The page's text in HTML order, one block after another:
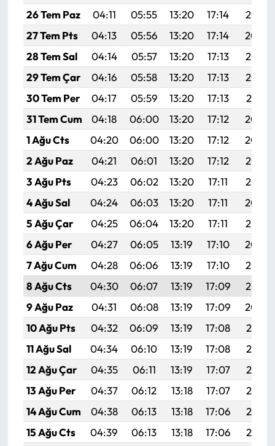
26 Tem Paz
04:11 05:55 13:20 17:14
20:35
27 Tem Pts
04:13 05:56 13:20 17:14
20:34
28 Tem Sal
04:14 05:57 13:20 17:13
20:33
29 Tem Çar
04:16 05:58 13:20 17:13
20:32
30 Tem Per
04:17 05:59 13:20 17:13
20:31
31 Tem Cum
04:18 06:00 13:20 17:12
20:30
1 Ağu Cts
04:20 06:00 13:20 17:12
20:29
2 Ağu Paz
04:21 06:01 13:20 17:12
20:28
3 Ağu Pts
04:23 06:02 13:20 17:11
20:27
4 Ağu Sal
04:24 06:03 13:20 17:11
20:26
5 Ağu Çar
04:25 06:04 13:20 17:11
20:25
6 Ağu Per
04:27 06:05 13:19 17:10
20:24
7 Ağu Cum
04:28 06:06 13:19 17:10
20:23
8 Ağu Cts
04:30 06:07 13:19 17:09
20:22
9 Ağu Paz
04:31 06:08 13:19 17:09
20:20
10 Ağu Pts
04:32 06:09 13:19 17:08
20:19
11 Ağu Sal
04:34 06:10 13:19 17:08
20:18
12 Ağu Çar
04:35 06:11 13:19 17:07
20:17
13 Ağu Per
04:37 06:12 13:18 17:07
20:15
14 Ağu Cum
04:38 06:13 13:18 17:06
20:14
15 Ağu Cts
04:39 06:13 13:18 17:06
20:13
Siyaset
Spor
Sungurlu Haberleri
Turizm
Uğurludağ Haberleri
Yaşam
Yayla Haber
Yemek Tarifleri
Yerel Haberler